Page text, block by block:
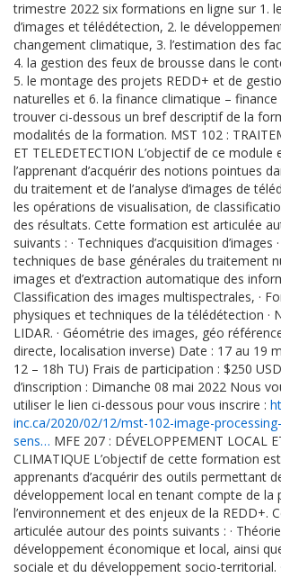
trimestre 2022 six formations en ligne sur 1.
d’images et télédétection, 2. le
changement climatique, 3. l’estimation des
4. la gestion des feux de brousse dans le
5. le montage des projets REDD+ et de
naturelles et 6. la finance climatique – finance
trouver ci-dessous un bref descriptif de la
modalités de la formation. MST 102 :
ET TELEDETECTION L’objectif de ce
l’apprenant d’acquérir des notions pointues
du traitement et de l’analyse d’images de
les opérations de visualisation, de
des résultats. Cette formation est articulée
suivants : · Techniques d’acquisition d’images ·
techniques de base générales du traitement
images et d’extraction automatique des
Classification des images multispectrales, ·
physiques et techniques de la télédétection ·
LIDAR. · Géométrie des images, géo
directe, localisation inverse) Date : 17 au 19
12 – 18h TU) Frais de participation : $250
d’inscription : Dimanche 08 mai 2022 Nous
utiliser le lien ci-dessous pour vous inscrire :
inc.ca/2020/02/12/mst-102-image-
sens… MFE 207 : DÉVELOPPEMENT LOCAL
CLIMATIQUE L’objectif de cette formation
apprenants d’acquérir des outils permettant
développement local en tenant compte de la
l’environnement et des enjeux de la REDD+.
articulée autour des points suivants : ·
développement économique et local, ainsi
sociale et du développement socio-territorial.